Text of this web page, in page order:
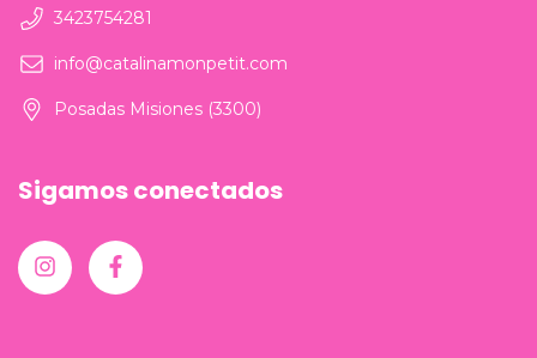
3423754281
info@catalinamonpetit.com
Posadas Misiones (3300)
Sigamos conectados